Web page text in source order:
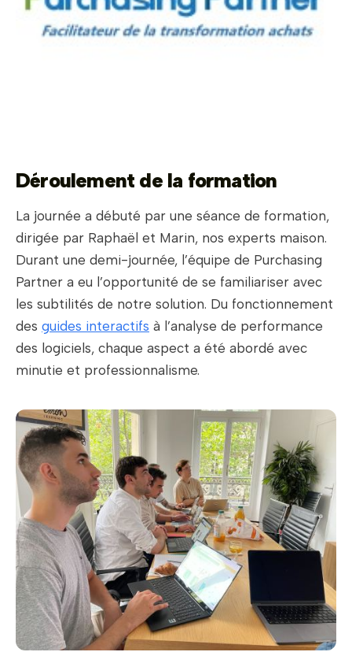
Déroulement de la formation
La journée a débuté par une séance de formation,
dirigée par Raphaël et Marin, nos experts maison.
Durant une demi-journée, l’équipe de Purchasing
Partner a eu l’opportunité de se familiariser avec
les subtilités de notre solution. Du fonctionnement
des guides interactifs à l’analyse de performance
des logiciels, chaque aspect a été abordé avec
minutie et professionnalisme.